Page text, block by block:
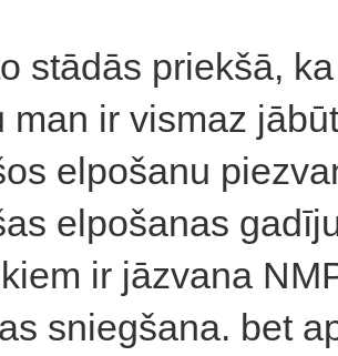
stādās priekšā,
man ir vismaz
elpošanu
elpošanas
ir jāzvana
sniegšana. bet